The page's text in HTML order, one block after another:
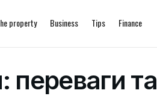
property Business Tips Finance
переваги та